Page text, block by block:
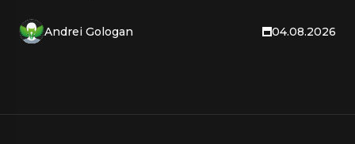
Andrei Gologan 04.08.2026